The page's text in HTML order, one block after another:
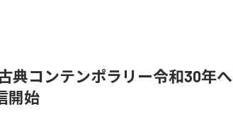
典コンテンポラリー令和30年へ
開始